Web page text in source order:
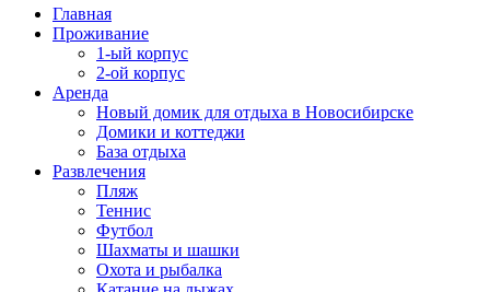
Главная
Проживание
1-ый корпус
2-ой корпус
Аренда
Новый домик для отдыха в Новосибирске
Домики и коттеджи
База отдыха
Развлечения
Пляж
Теннис
Футбол
Шахматы и шашки
Охота и рыбалка